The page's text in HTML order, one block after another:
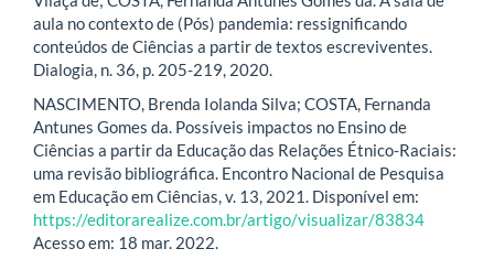
aula no contexto de (Pós) pandemia: ressignificando
conteúdos de Ciências a partir de textos escreviventes.
Dialogia, n. 36, p. 205-219, 2020.
NASCIMENTO, Brenda Iolanda Silva; COSTA, Fernanda
Antunes Gomes da. Possíveis impactos no Ensino de
Ciências a partir da Educação das Relações Étnico-Raciais:
uma revisão bibliográfica. Encontro Nacional de Pesquisa
em Educação em Ciências, v. 13, 2021. Disponível em:
https://editorarealize.com.br/artigo/visualizar/83834
Acesso em: 18 mar. 2022.